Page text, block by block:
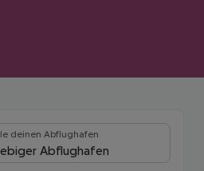
deinen Abflughafen
Abflughafen